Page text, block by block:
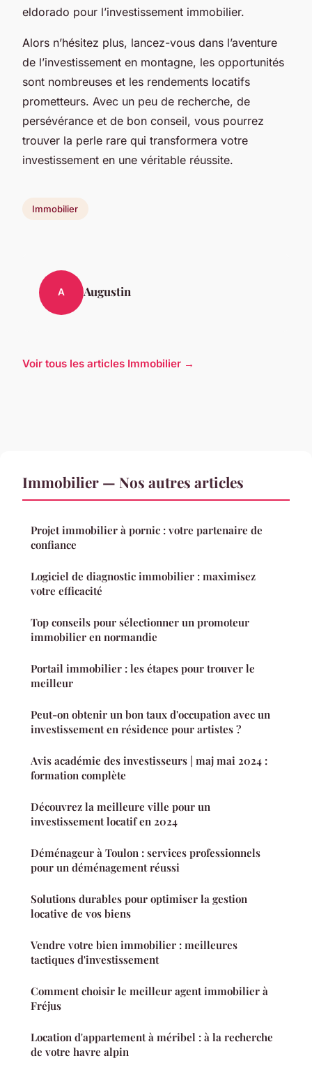
eldorado pour l’investissement immobilier.
Alors n’hésitez plus, lancez-vous dans l’aventure
de l’investissement en montagne, les opportunités
sont nombreuses et les rendements locatifs
prometteurs. Avec un peu de recherche, de
persévérance et de bon conseil, vous pourrez
trouver la perle rare qui transformera votre
investissement en une véritable réussite.
Immobilier
A Augustin
Voir tous les articles Immobilier →
Immobilier — Nos autres articles
Projet immobilier à pornic : votre partenaire de
confiance
Logiciel de diagnostic immobilier : maximisez
votre efficacité
Top conseils pour sélectionner un promoteur
immobilier en normandie
Portail immobilier : les étapes pour trouver le
meilleur
Peut-on obtenir un bon taux d'occupation avec un
investissement en résidence pour artistes ?
Avis académie des investisseurs | maj mai 2024 :
formation complète
Découvrez la meilleure ville pour un
investissement locatif en 2024
Déménageur à Toulon : services professionnels
pour un déménagement réussi
Solutions durables pour optimiser la gestion
locative de vos biens
Vendre votre bien immobilier : meilleures
tactiques d'investissement
Comment choisir le meilleur agent immobilier à
Fréjus
Location d'appartement à méribel : à la recherche
de votre havre alpin